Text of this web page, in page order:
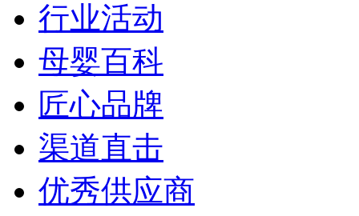
行业活动
母婴百科
匠心品牌
渠道直击
优秀供应商